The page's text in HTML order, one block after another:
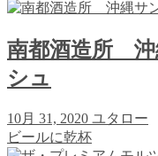
南都酒造所
シュ
10月 31, 2020 ユタロー
ビールに乾杯